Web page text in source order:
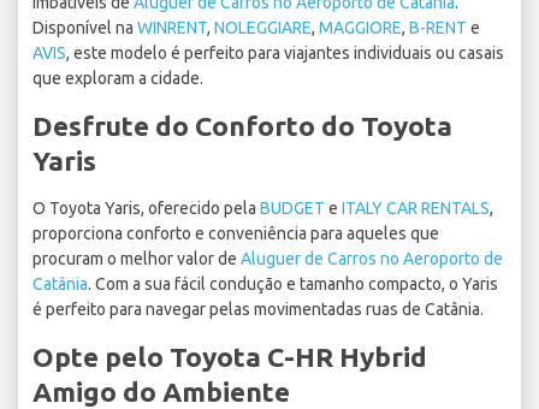
Disponível na WINRENT, NOLEGGIARE, MAGGIORE, B-RENT e
AVIS, este modelo é perfeito para viajantes individuais ou casais
que exploram a cidade.
Desfrute do Conforto do Toyota
Yaris
O Toyota Yaris, oferecido pela BUDGET e ITALY CAR RENTALS,
proporciona conforto e conveniência para aqueles que
procuram o melhor valor de Aluguer de Carros no Aeroporto de
Catânia. Com a sua fácil condução e tamanho compacto, o Yaris
é perfeito para navegar pelas movimentadas ruas de Catânia.
Opte pelo Toyota C-HR Hybrid
Amigo do Ambiente